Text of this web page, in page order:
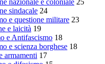
nazionale e coloniale 25
sindacale 24
e questione militare 23
e laicità 19
e Antifascismo 18
e scienza borghese 18
armamenti 17